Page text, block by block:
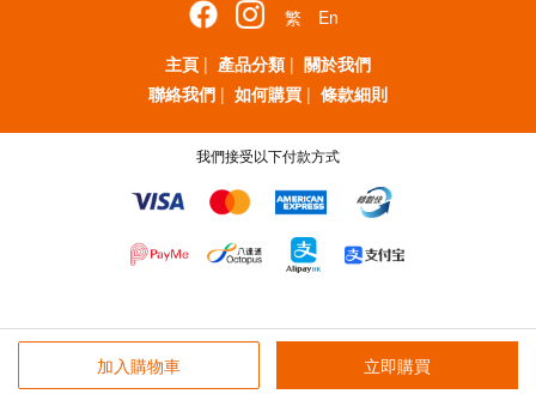
加入購物車 立即購買
繁
En
主頁 | 產品分類 | 關於我們
聯絡我們 | 如何購買 | 條款細則
我們接受以下付款方式